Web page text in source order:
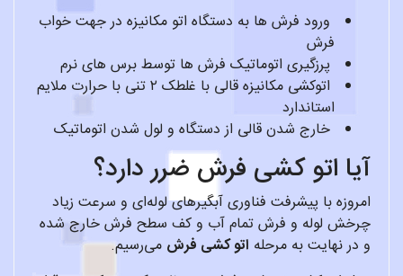
ورود فرش ها به دستگاه اتو مکانیزه در جهت خواب
فرش
پرزگیری اتوماتیک فرش ها توسط برس های نرم
اتوکشی مکانیزه قالی با غلطک ۲ تنی با حرارت ملایم
استاندارد
خارج شدن قالی از دستگاه و لول شدن اتوماتیک
آیا اتو کشی فرش ضرر دارد؟
امروزه با پیشرفت فناوری آبگیرهای لوله‌ای و سرعت زیاد
چرخش لوله و فرش تمام آب و کف سطح فرش خارج شده
و در نهایت به مرحله اتو کشی فرش می‌رسیم.